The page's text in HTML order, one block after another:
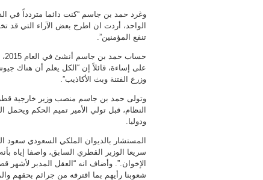
وغرد حمد بن جاسم “كنت دائما متردداً في
الواحد، أردت ان اطرح بعض الآراء التي قد
تنفع المؤمنين”.
على إساءة، قائلاً إن “الكل يعلم أن هناك
وزرع الفتنة وبث الأكاذيب”.
وتولى حمد بن جاسم منصب وزير خارجية
النظام، قبل تولي الأمير تميم الحكم ويحمل
ودوليا.
المستشار بالديوان الملكي السعودي سعود
سريعا الوزير القطري السابق، واصفا إياه
شعوبنا رأيهم بما اقترفه من جرائم بحقهم